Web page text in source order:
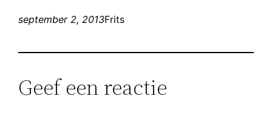
september 2, 2013Frits
Geef een reactie